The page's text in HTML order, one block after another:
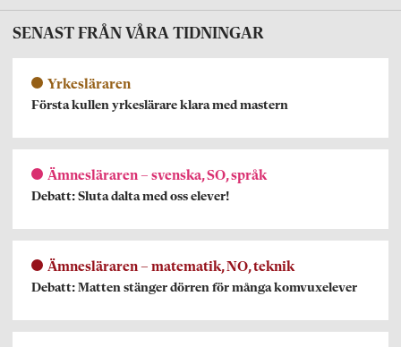
SENAST FRÅN VÅRA TIDNINGAR
Yrkesläraren
Första kullen yrkeslärare klara med mastern
Ämnesläraren – svenska, SO, språk
Debatt: Sluta dalta med oss elever!
Ämnesläraren – matematik, NO, teknik
Debatt: Matten stänger dörren för många komvuxelever